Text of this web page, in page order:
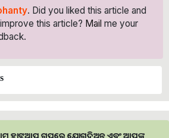
. Did you liked this article and
this article? Mail me your
ହ୍ବାଟ୍ସଆପ ଗ୍ରୁପରେ ଯୋଗଦିଅନ୍ତୁ ଏବଂ ଆପଙ୍କୁ